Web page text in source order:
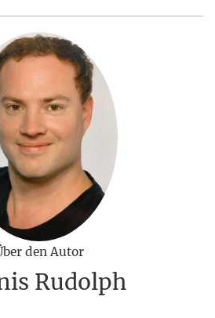
den Autor
Rudolph